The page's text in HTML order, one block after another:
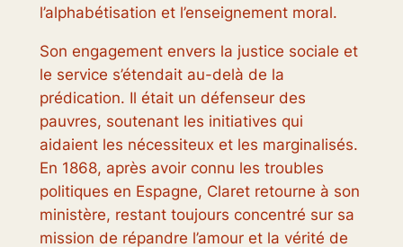
l’alphabétisation et l’enseignement moral.
Son engagement envers la justice sociale et
le service s’étendait au-delà de la
prédication. Il était un défenseur des
pauvres, soutenant les initiatives qui
aidaient les nécessiteux et les marginalisés.
En 1868, après avoir connu les troubles
politiques en Espagne, Claret retourne à son
ministère, restant toujours concentré sur sa
mission de répandre l’amour et la vérité de